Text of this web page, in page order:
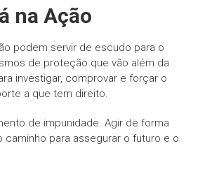
na Ação
podem servir de escudo para o
de proteção que vão além da
investigar, comprovar e forçar o
a que tem direito.
de impunidade. Agir de forma
para assegurar o futuro e o